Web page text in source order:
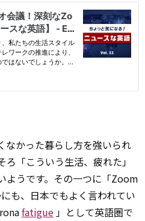
なかった暮らし方を強いられ
「こういう生活、疲れた」
ようです。その一つに「Zoom
も、日本でもよく言われてい
fatigue 」として英語圏で